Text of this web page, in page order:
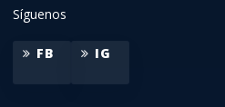
Síguenos
FB IG